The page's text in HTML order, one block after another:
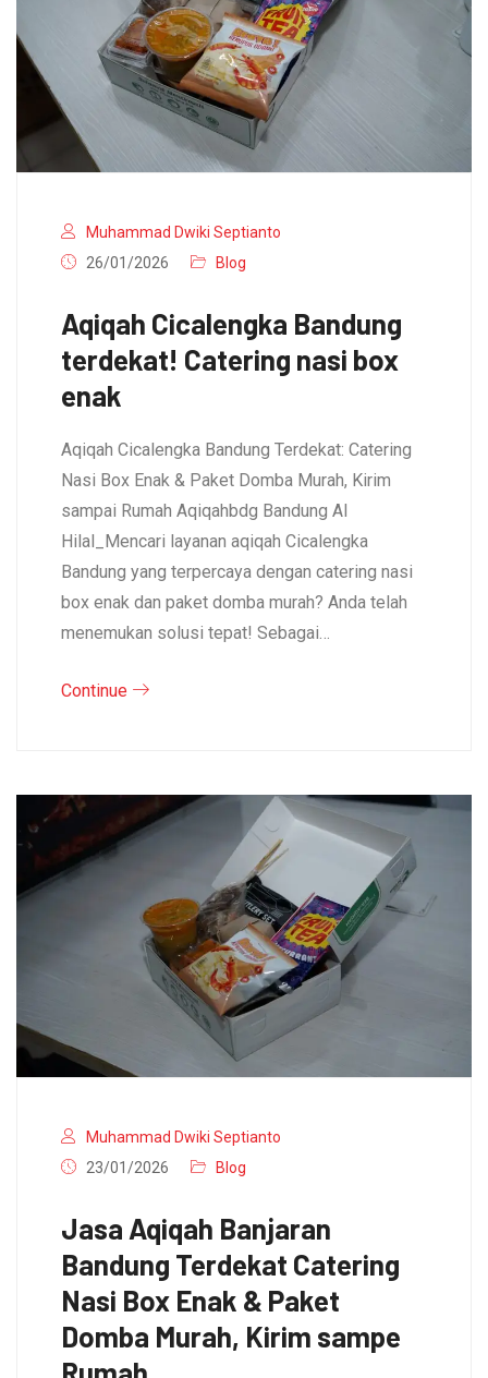
Muhammad Dwiki Septianto
26/01/2026
Blog
Aqiqah Cicalengka Bandung
terdekat! Catering nasi box
enak
Aqiqah Cicalengka Bandung Terdekat: Catering
Nasi Box Enak & Paket Domba Murah, Kirim
sampai Rumah Aqiqahbdg Bandung Al
Hilal_Mencari layanan aqiqah Cicalengka
Bandung yang terpercaya dengan catering nasi
box enak dan paket domba murah? Anda telah
menemukan solusi tepat! Sebagai…
Continue
Muhammad Dwiki Septianto
23/01/2026
Blog
Jasa Aqiqah Banjaran
Bandung Terdekat Catering
Nasi Box Enak & Paket
Domba Murah, Kirim sampe